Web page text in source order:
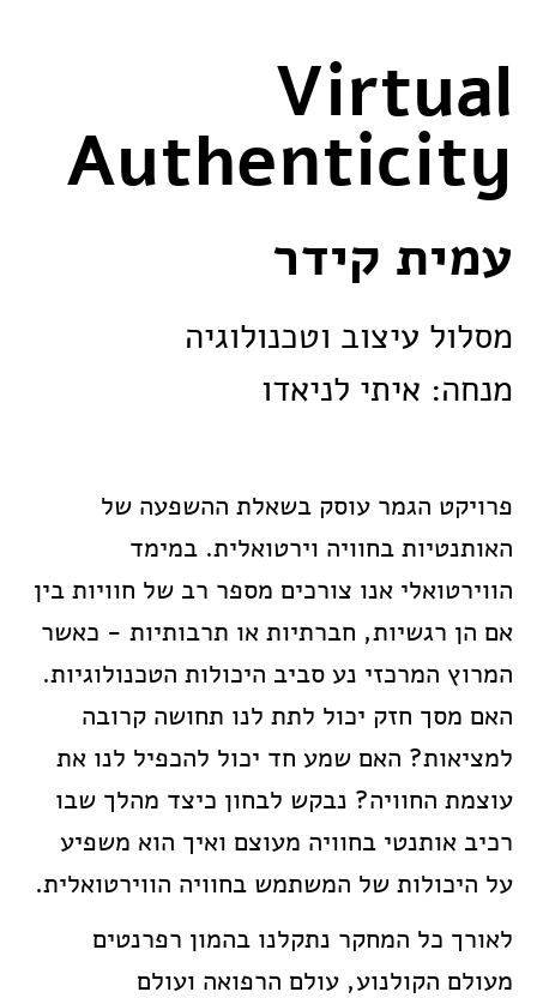
Virtual
Authenticity
עמית קידר
מסלול עיצוב וטכנולוגיה
מנחה: איתי לניאדו
פרויקט הגמר עוסק בשאלת ההשפעה של
האותנטיות בחוויה וירטואלית. במימד
הווירטואלי אנו צורכים מספר רב של חוויות בין
אם הן רגשיות, חברתיות או תרבותיות - כאשר
המרוץ המרכזי נע סביב היכולות הטכנולוגיות.
האם מסך חזק יכול לתת לנו תחושה קרובה
למציאות? האם שמע חד יכול להכפיל לנו את
עוצמת החוויה? נבקש לבחון כיצד מהלך שבו
רכיב אותנטי בחוויה מעוצם ואיך הוא משפיע
על היכולות של המשתמש בחוויה הווירטואלית.
לאורך כל המחקר נתקלנו בהמון רפרנטים
מעולם הקולנוע, עולם הרפואה ועולם